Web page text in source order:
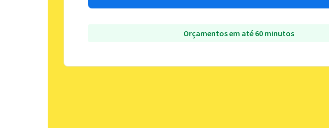
Orçamentos em até 60 minutos